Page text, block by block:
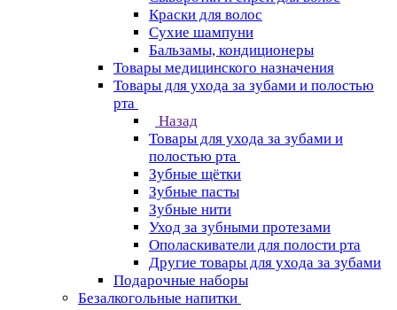
Краски для волос
Сухие шампуни
Бальзамы, кондиционеры
Товары медицинского назначения
Товары для ухода за зубами и полостью
рта
Назад
Товары для ухода за зубами и
полостью рта
Зубные щётки
Зубные пасты
Зубные нити
Уход за зубными протезами
Ополаскиватели для полости рта
Другие товары для ухода за зубами
Подарочные наборы
Безалкогольные напитки